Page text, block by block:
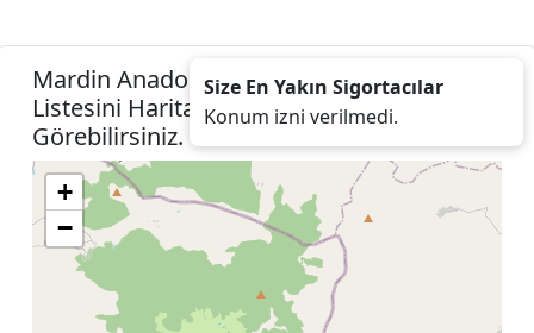
Mardin Anadolu Hayat Emeklilik Acenteleri
Listesini Harita Konumunuza İzin Vererek
Görebilirsiniz.
+
−
Size En Yakın Sigortacılar
Konum izni verilmedi.